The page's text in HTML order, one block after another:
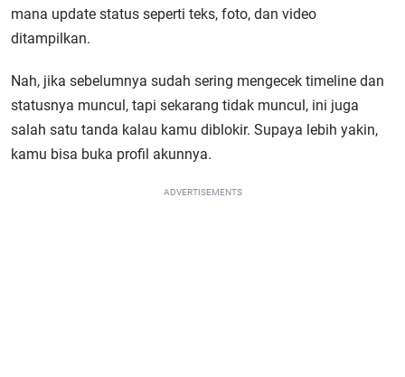
mana update status seperti teks, foto, dan video
ditampilkan.
Nah, jika sebelumnya sudah sering mengecek timeline dan
statusnya muncul, tapi sekarang tidak muncul, ini juga
salah satu tanda kalau kamu diblokir. Supaya lebih yakin,
kamu bisa buka profil akunnya.
ADVERTISEMENTS